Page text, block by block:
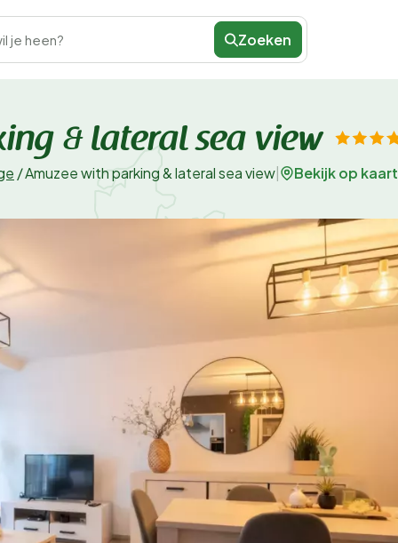
je heen? Zoeken
& lateral sea view
/Amuzee with parking & lateral sea view Bekijk op kaart